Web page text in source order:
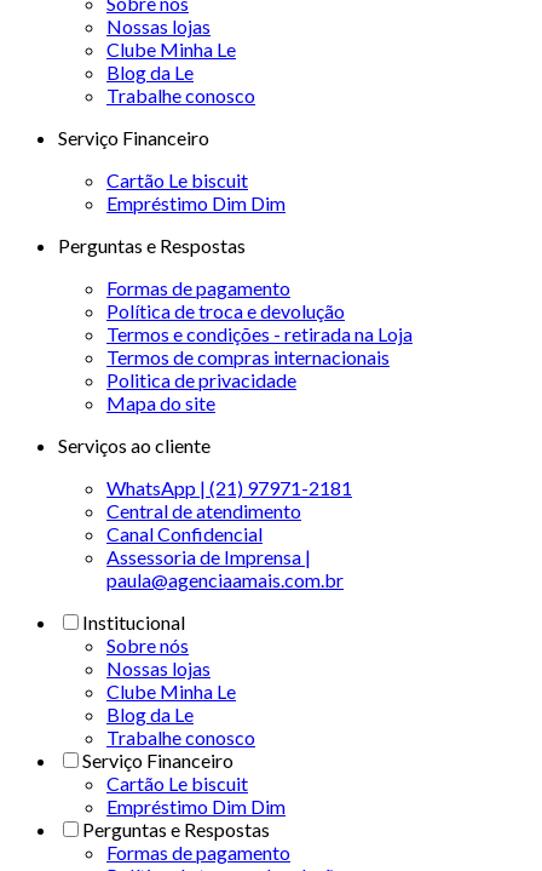
Nossas lojas
Clube Minha Le
Blog da Le
Trabalhe conosco
Serviço Financeiro
Cartão Le biscuit
Empréstimo Dim Dim
Perguntas e Respostas
Formas de pagamento
Política de troca e devolução
Termos e condições - retirada na Loja
Termos de compras internacionais
Politica de privacidade
Mapa do site
Serviços ao cliente
WhatsApp | (21) 97971-2181
Central de atendimento
Canal Confidencial
Assessoria de Imprensa |
paula@agenciaamais.com.br
Institucional
Sobre nós
Nossas lojas
Clube Minha Le
Blog da Le
Trabalhe conosco
Serviço Financeiro
Cartão Le biscuit
Empréstimo Dim Dim
Perguntas e Respostas
Formas de pagamento